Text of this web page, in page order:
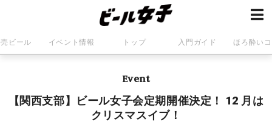
ビール イベント情報 トップ 入門ガイド ほろ酔い
Event
【関西支部】ビール女子会定期開催決定！ 12 月は
クリスマスイブ！